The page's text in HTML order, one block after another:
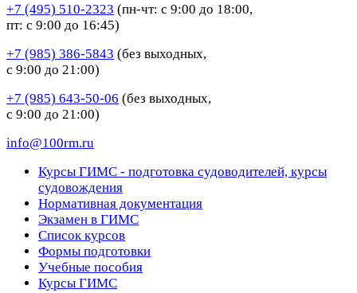
+7 (495) 510-2323 (пн-чт: с 9:00 до 18:00,
пт: с 9:00 до 16:45)
+7 (985) 386-5843 (без выходных,
с 9:00 до 21:00)
+7 (985) 643-50-06 (без выходных,
с 9:00 до 21:00)
info@100rm.ru
Курсы ГИМС - подготовка судоводителей, курсы
судовождения
Нормативная документация
Экзамен в ГИМС
Список курсов
Формы подготовки
Учебные пособия
Курсы ГИМС